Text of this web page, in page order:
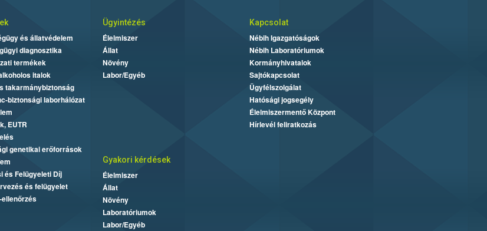
és állatvédelem
diagnosztika
termékek
italok
takarmánybiztonság
biztonsági laborhálózat
EUTR
genetikai erőforrások
és Felügyeleti Díj
és felügyelet
Ügyintézés
Élelmiszer
Állat
Növény
Labor/Egyéb
Kapcsolat
Nébih Igazgatóságok
Nébih Laboratóriumok
Kormányhivatalok
Sajtókapcsolat
Ügyfélszolgálat
Hatósági jogsegély
Élelmiszermentő Központ
Hírlevél feliratkozás
Gyakori kérdések
Élelmiszer
Állat
Növény
Laboratóriumok
Labor/Egyéb